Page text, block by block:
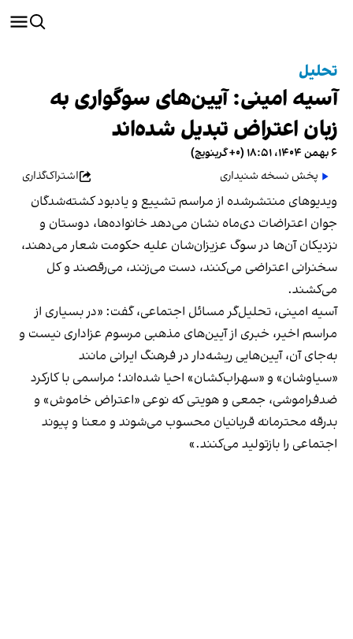
تحلیل
آسیه امینی: آیین‌های سوگواری به
زبان اعتراض تبدیل شده‌اند
۶ بهمن ۱۴۰۴، ۱۸:۵۱ (‎+۰ گرینویچ)
پخش نسخه شنیداری
اشتراک‌گذاری
ویدیوهای منتشرشده از مراسم تشییع و یادبود کشته‌شدگان
جوان اعتراضات دی‌ماه نشان می‌دهد خانواده‌ها، دوستان و
نزدیکان آن‌ها در سوگ عزیزان‌شان علیه حکومت شعار می‌دهند،
سخنرانی اعتراضی می‌کنند، دست می‌زنند، می‌رقصند و کل
می‌کشند.
آسیه امینی، تحلیل‌گر مسائل اجتماعی، گفت: «در بسیاری از
مراسم اخیر، خبری از آیین‌های مذهبی مرسوم عزاداری نیست و
به‌جای آن، آیین‌هایی ریشه‌دار در فرهنگ ایرانی مانند
«سیاوشان» و «سهراب‌کشان» احیا شده‌اند؛ مراسمی با کارکرد
ضدفراموشی، جمعی و هویتی که نوعی «اعتراض خاموش» و
بدرقه محترمانه قربانیان محسوب می‌شوند و معنا و پیوند
اجتماعی را بازتولید می‌کنند.»